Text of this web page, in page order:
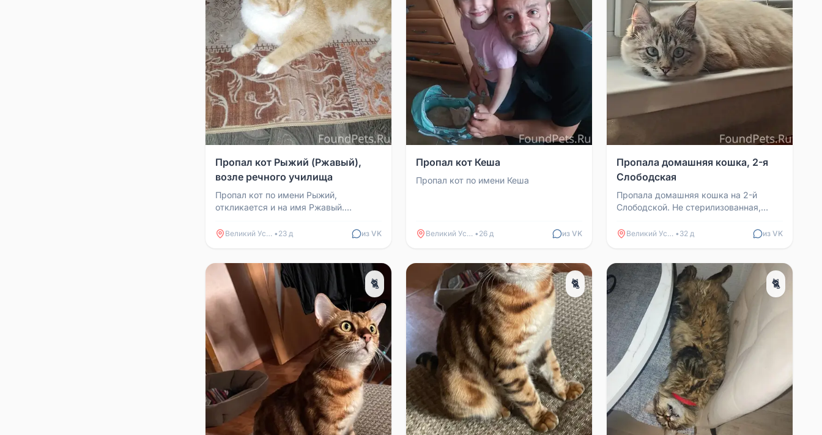
Пропал кот Рыжий (Ржавый),
возле речного училища
Пропал кот по имени Рыжий,
откликается и на имя Ржавый.
остановки у речного училища.
Великий Устюг • 23 д из VK
Пропал кот Кеша
Пропал кот по имени Кеша
Великий Устюг • 26 д из VK
Пропала домашняя кошка, 2-я
Слободская
Пропала домашняя кошка на 2-й
Слободской. Не стерилизованная,
не вернулась. Может, ...
Великий Устюг • 32 д из VK
🐈 🐈 🐈